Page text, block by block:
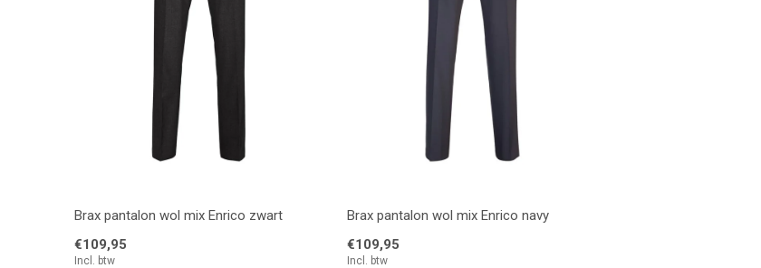
Brax pantalon wol mix Enrico zwart
€109,95
Incl. btw
Brax pantalon wol mix Enrico navy
€109,95
Incl. btw